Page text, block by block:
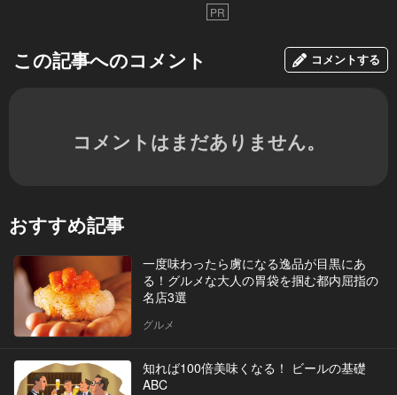
PR
この記事へのコメント コメントする
コメントはまだありません。
おすすめ記事
一度味わったら虜になる逸品が目黒にあ
る！グルメな大人の胃袋を掴む都内屈指の
名店3選
グルメ
知れば100倍美味くなる！ ビールの基礎
ABC